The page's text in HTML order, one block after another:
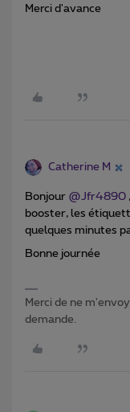
Merci d'avance
Catherine M
Bonjour @Jfr4890
booster, les
quelques minutes
Bonne journée
Merci de ne
demande.